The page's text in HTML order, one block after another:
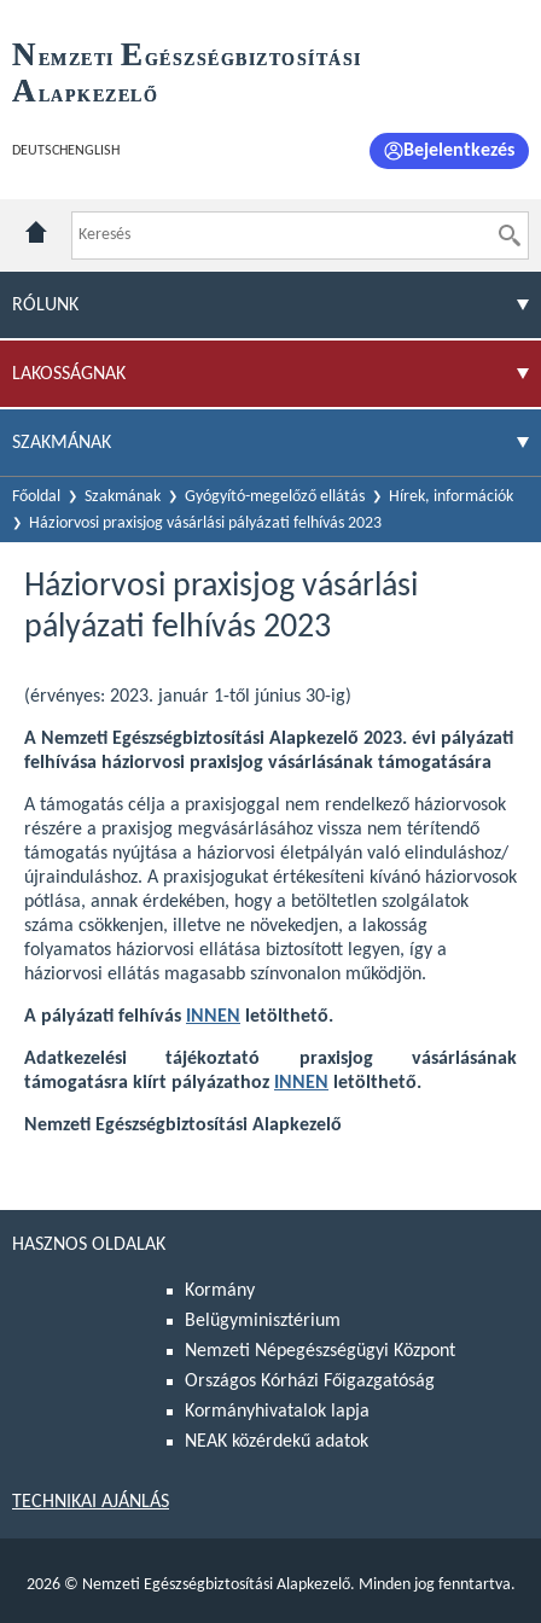
NEMZETI E GÉSZSÉGBIZTOSÍTÁSI
ALAPKEZELŐ
DEUTSCH ENGLISH Bejelentkezés
RÓLUNK
LAKOSSÁGNAK
SZAKMÁNAK
Főoldal Szakmának Gyógyító-megelőző ellátás
Hírek, információk
Háziorvosi praxisjog vásárlási pályázati felhívás 2023
Háziorvosi praxisjog vásárlási
pályázati felhívás 2023
(érvényes: 2023. január 1-től június 30-ig)
A Nemzeti Egészségbiztosítási Alapkezelő 2023. évi pályázati
felhívása háziorvosi praxisjog vásárlásának támogatására
A támogatás célja a praxisjoggal nem rendelkező háziorvosok
részére a praxisjog megvásárlásához vissza nem térítendő
támogatás nyújtása a háziorvosi életpályán való elinduláshoz/
újrainduláshoz. A praxisjogukat értékesíteni kívánó háziorvosok
pótlása, annak érdekében, hogy a betöltetlen szolgálatok
száma csökkenjen, illetve ne növekedjen, a lakosság
folyamatos háziorvosi ellátása biztosított legyen, így a
háziorvosi ellátás magasabb színvonalon működjön.
A pályázati felhívás INNEN letölthető.
Adatkezelési tájékoztató praxisjog vásárlásának
támogatásra kiírt pályázathoz
INNEN letölthető.
Nemzeti Egészségbiztosítási Alapkezelő
HASZNOS OLDALAK
Kormány
Belügyminisztérium
Nemzeti Népegészségügyi Központ
Országos Kórházi Főigazgatóság
Kormányhivatalok lapja
NEAK közérdekű adatok
TECHNIKAI AJÁNLÁS
2026 © Nemzeti Egészségbiztosítási Alapkezelő. Minden jog fenntartva.